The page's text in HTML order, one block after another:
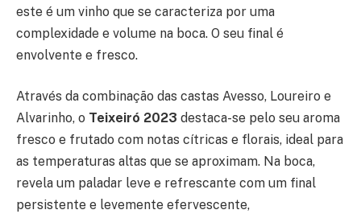
este é um vinho que se caracteriza por uma
complexidade e volume na boca. O seu final é
envolvente e fresco.
Através da combinação das castas Avesso, Loureiro e
Alvarinho, o Teixeiró 2023 destaca-se pelo seu aroma
fresco e frutado com notas cítricas e florais, ideal para
as temperaturas altas que se aproximam. Na boca,
revela um paladar leve e refrescante com um final
persistente e levemente efervescente,